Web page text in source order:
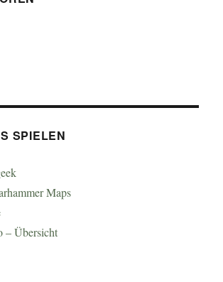
SPIELEN
Maps
– Übersicht